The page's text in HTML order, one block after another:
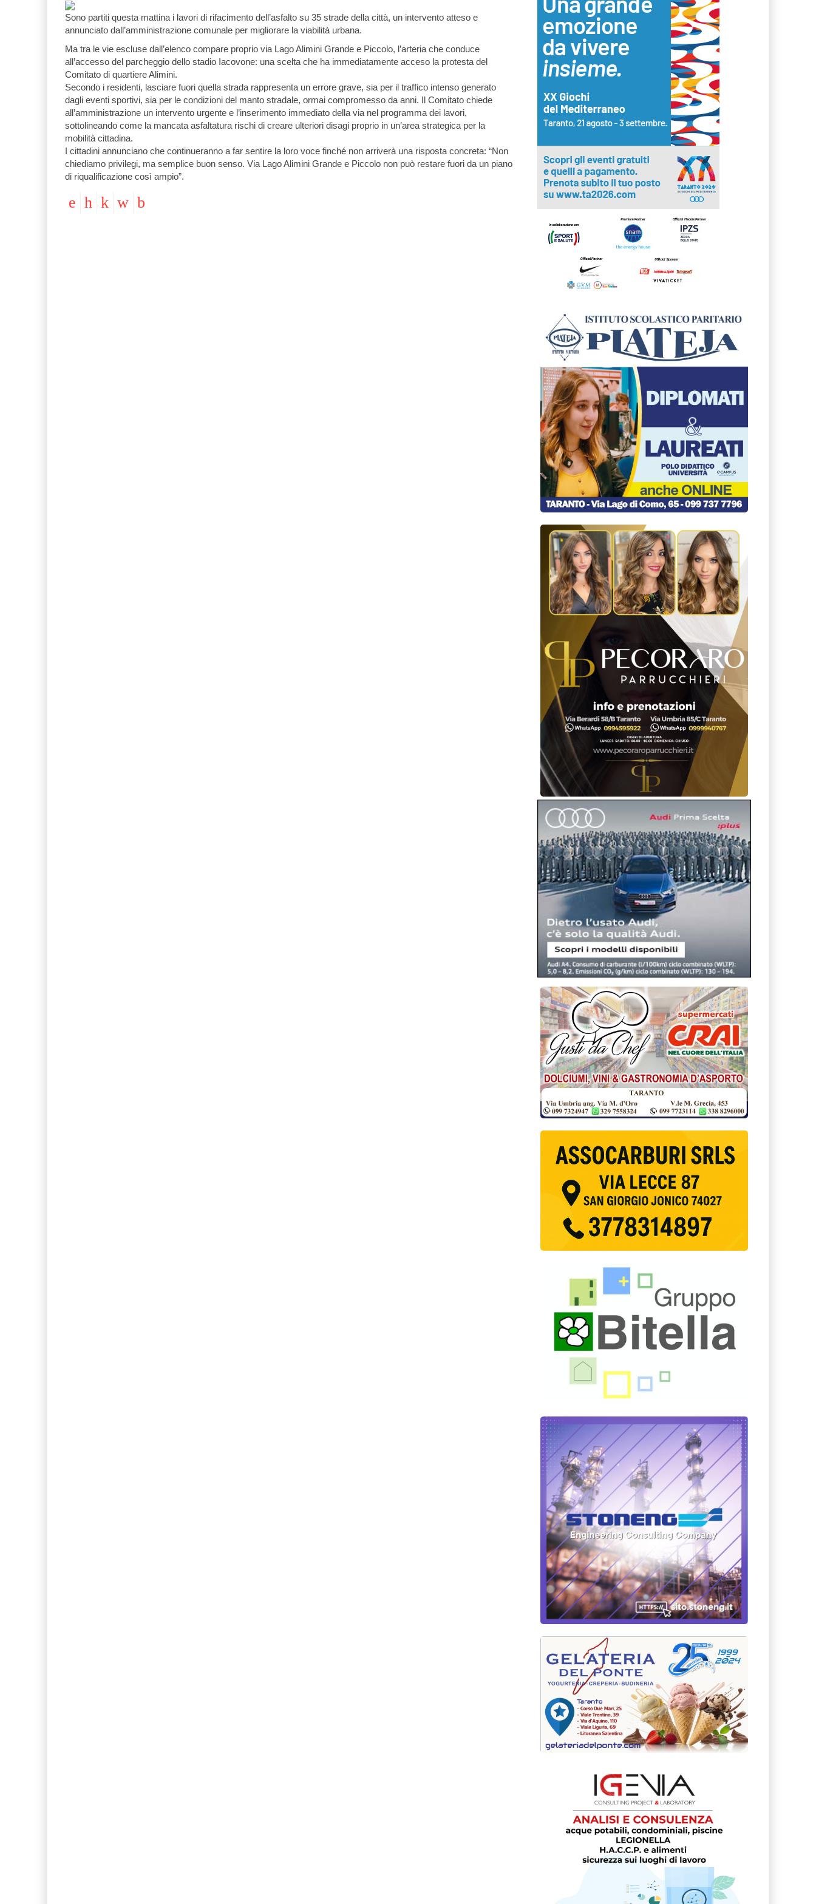
Sono partiti questa mattina i lavori di rifacimento dell’asfalto su 35 strade della città, un intervento atteso e
annunciato dall’amministrazione comunale per migliorare la viabilità urbana.
Ma tra le vie escluse dall’elenco compare proprio via Lago Alimini Grande e Piccolo, l’arteria che conduce
all’accesso del parcheggio dello stadio Iacovone: una scelta che ha immediatamente acceso la protesta del
Comitato di quartiere Alimini.
Secondo i residenti, lasciare fuori quella strada rappresenta un errore grave, sia per il traffico intenso generato
dagli eventi sportivi, sia per le condizioni del manto stradale, ormai compromesso da anni. Il Comitato chiede
all’amministrazione un intervento urgente e l’inserimento immediato della via nel programma dei lavori,
sottolineando come la mancata asfaltatura rischi di creare ulteriori disagi proprio in un’area strategica per la
mobilità cittadina.
I cittadini annunciano che continueranno a far sentire la loro voce finché non arriverà una risposta concreta: “Non
chiediamo privilegi, ma semplice buon senso. Via Lago Alimini Grande e Piccolo non può restare fuori da un piano
di riqualificazione così ampio”.